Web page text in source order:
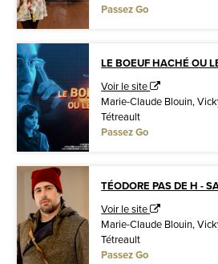
Passez Go
LE BOEUF HACHÉ OU
Voir le site
Marie-Claude Blouin,
Tétreault
Passez Go
TÉODORE PAS DE H -
Voir le site
Marie-Claude Blouin,
Tétreault
Passez Go